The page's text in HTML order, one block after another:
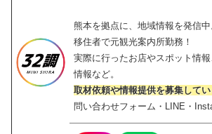
熊本を拠点に、地域情報を発信中
移住者で元観光案内所勤務！
実際に行ったお店やスポット情
情報など。
取材依頼や情報提供を募集してい
問い合わせフォーム・LINE・